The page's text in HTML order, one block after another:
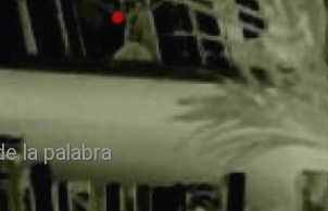
la palabra